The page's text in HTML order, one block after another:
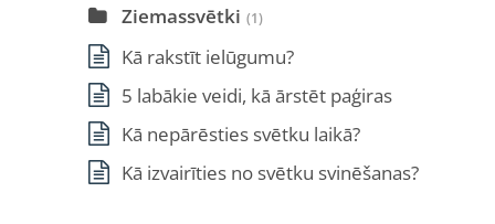
Ziemassvētki (1)
Kā rakstīt ielūgumu?
5 labākie veidi, kā ārstēt paģiras
Kā nepārēsties svētku laikā?
Kā izvairīties no svētku svinēšanas?